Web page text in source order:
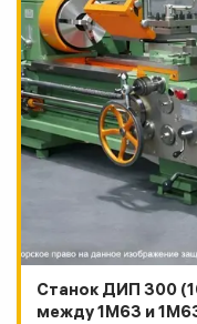
Станок ДИП 300
между 1М63 и